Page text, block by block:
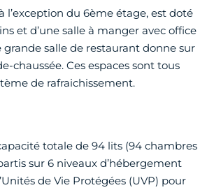
l’exception du 6ème étage, est doté
et d’une salle à manger avec office
salle de restaurant donne sur
chaussée. Ces espaces sont tous
de rafraichissement.
totale de 94 lits (94 chambres
sur 6 niveaux d’hébergement
de Vie Protégées (UVP) pour